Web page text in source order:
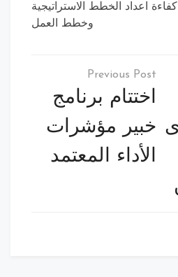
كفاءة اعداد الخطط الاستراتيجية
وخطط العمل
اختتام برنامج
خبير مؤشرات
الأداء المعتمد